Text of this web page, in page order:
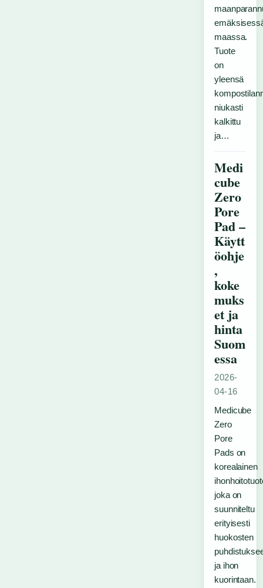
maassa.
Tuote
on
yleensä
niukasti
kalkittu
ja…
Medi
cube
Zero
Pore
Pad –
Käytt
öohje
,
koke
muks
et ja
hinta
Suom
essa
2026-
04-16
Medicube
Zero
Pore
Pads on
korealainen
joka on
suunniteltu
erityisesti
huokosten
ja ihon
kuorintaan.